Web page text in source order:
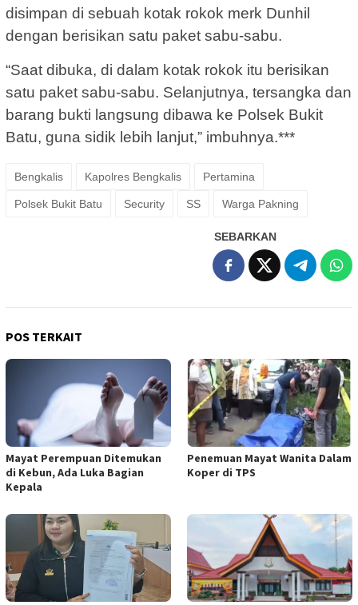
disimpan di sebuah kotak rokok merk Dunhil
dengan berisikan satu paket sabu-sabu.
“Saat dibuka, di dalam kotak rokok itu berisikan
satu paket sabu-sabu. Selanjutnya, tersangka dan
barang bukti langsung dibawa ke Polsek Bukit
Batu, guna sidik lebih lanjut,” imbuhnya.***
Bengkalis Kapolres Bengkalis Pertamina
Polsek Bukit Batu Security SS Warga Pakning
SEBARKAN
POS TERKAIT
Mayat Perempuan Ditemukan
di Kebun, Ada Luka Bagian
Kepala
Penemuan Mayat Wanita Dalam
Koper di TPS